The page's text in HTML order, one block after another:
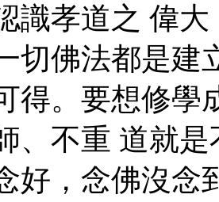
識孝道之 偉
切佛法都是建
得。要想修學
、不重 道就
好，念佛沒